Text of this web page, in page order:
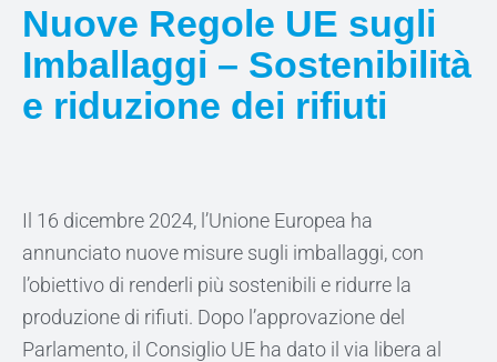
Nuove Regole UE sugli
Imballaggi – Sostenibilità
e riduzione dei rifiuti
Il 16 dicembre 2024, l’Unione Europea ha
annunciato nuove misure sugli imballaggi, con
l’obiettivo di renderli più sostenibili e ridurre la
produzione di rifiuti. Dopo l’approvazione del
Parlamento, il Consiglio UE ha dato il via libera al